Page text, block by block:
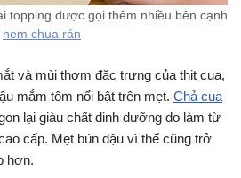
topping được gọi thêm nhiều bên cạnh
nem chua rán
và mùi thơm đặc trưng của thịt cua,
mắm tôm nổi bật trên mẹt. Chả cua
lại giàu chất dinh dưỡng do làm từ
cấp. Mẹt bún đậu vì thế cũng trở
hơn.